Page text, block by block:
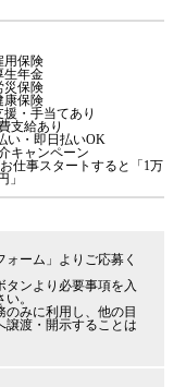
保険
年金
保険
保険
・手当てあり
支給あり
い・即日払いOK
キャンペーン
仕事スタートすると「1万
」
ォーム」よりご応募く
ンより必要事項を入
。
みに利用し、他の目
譲渡・開示することは